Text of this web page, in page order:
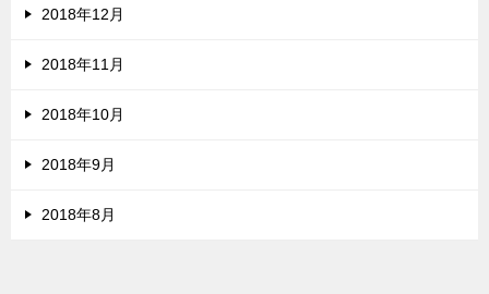
2018年12月
2018年11月
2018年10月
2018年9月
2018年8月